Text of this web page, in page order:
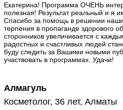
Екатерина! Программа ОЧЕНЬ
полезная! Результат реальный и я
Спасибо за помощь в решении
терпения в пропаганде здорового
сторонников увеличивается с
радостных и счастливых людей
буду следить за Вашими новыми
участвовать в программах. Удачи!
Алмагуль
Косметолог, 36 лет, Алматы